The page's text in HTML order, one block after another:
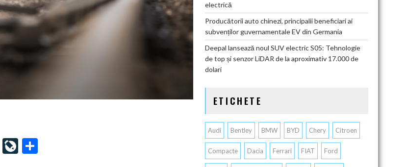
g
Li
electrică
Producătorii auto chinezi, principalii beneficiari ai
subvenților guvernamentale EV din Germania
Deepal lansează noul SUV electric S05: Tehnologie
de top și senzor LiDAR de la aproximativ 17.000 de
dolari
ETICHETE
Audi Bentley BMW BYD Chery Citroen
Compacte Dacia Ferrari FIAT Ford